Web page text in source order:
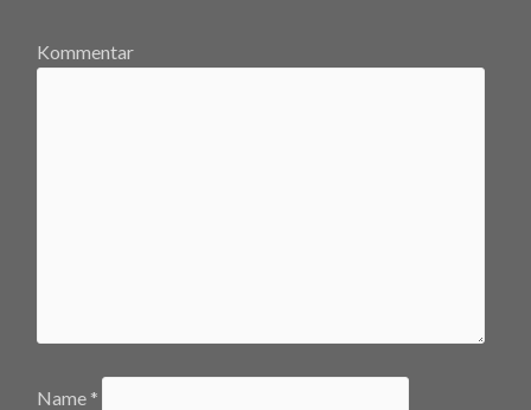
Kommentar
Name *